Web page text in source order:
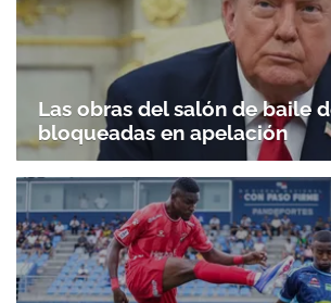
Las obras del salón de baile
bloqueadas en apelación